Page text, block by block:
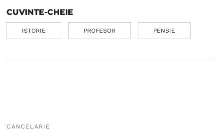
CUVINTE-CHEIE
ISTORIE PROFESOR PENSIE
CANCELARIE